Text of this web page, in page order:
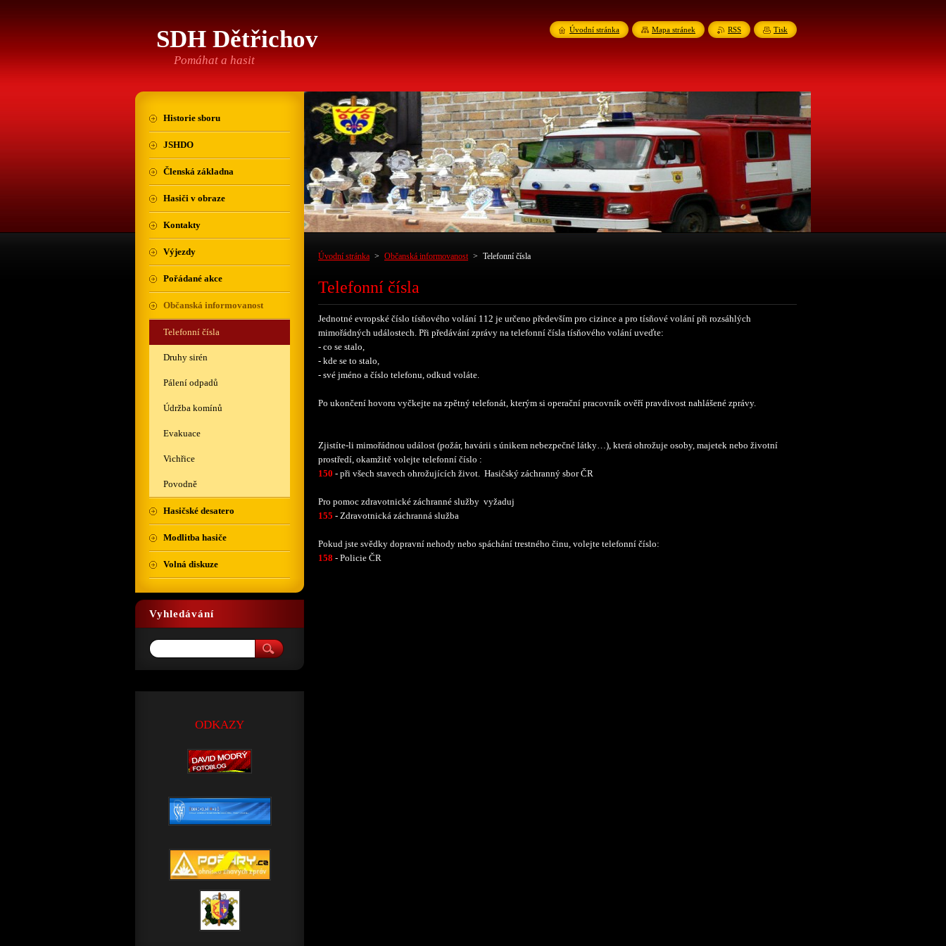
SDH Dětřichov
Pomáhat a hasit
Úvodní stránka > Občanská informovanost > Telefonní čísla
Telefonní čísla
Jednotné evropské číslo tísňového volání 112 je určeno především pro cizince a pro tísňové volání při rozsáhlých
mimořádných událostech. Při předávání zprávy na telefonní čísla tísňového volání uveďte:
- co se stalo,
- kde se to stalo,
- své jméno a číslo telefonu, odkud voláte.
Po ukončení hovoru vyčkejte na zpětný telefonát, kterým si operační pracovník ověří pravdivost nahlášené zprávy.
Zjistíte-li mimořádnou událost (požár, havárii s únikem nebezpečné látky…), která ohrožuje osoby, majetek nebo životní
prostředí, okamžitě volejte telefonní číslo :
150 - při všech stavech ohrožujících život. Hasičský záchranný sbor ČR
Pro pomoc zdravotnické záchranné služby vyžaduj
155 - Zdravotnická záchranná služba
Pokud jste svědky dopravní nehody nebo spáchání trestného činu, volejte telefonní číslo:
158 - Policie ČR
Historie sboru
JSHDO
Členská základna
Hasiči v obraze
Kontakty
Výjezdy
Pořádané akce
Občanská informovanost
Telefonní čísla
Druhy sirén
Pálení odpadů
Údržba komínů
Evakuace
Vichřice
Povodně
Hasičské desatero
Modlitba hasiče
Volná diskuze
Vyhledávání
ODKAZY
Úvodní stránka Mapa stránek RSS Tisk